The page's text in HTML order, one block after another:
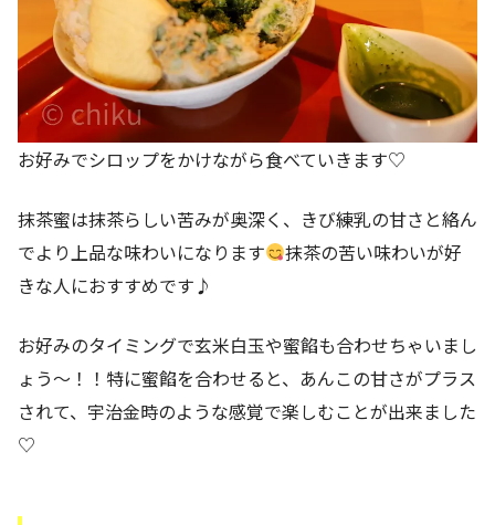
お好みでシロップをかけながら食べていきます♡
抹茶蜜は抹茶らしい苦みが奥深く、きび練乳の甘さと絡ん
でより上品な味わいになります
抹茶の苦い味わいが好
きな人におすすめです♪
お好みのタイミングで玄米白玉や蜜餡も合わせちゃいまし
ょう～！！特に蜜餡を合わせると、あんこの甘さがプラス
されて、宇治金時のような感覚で楽しむことが出来ました
♡